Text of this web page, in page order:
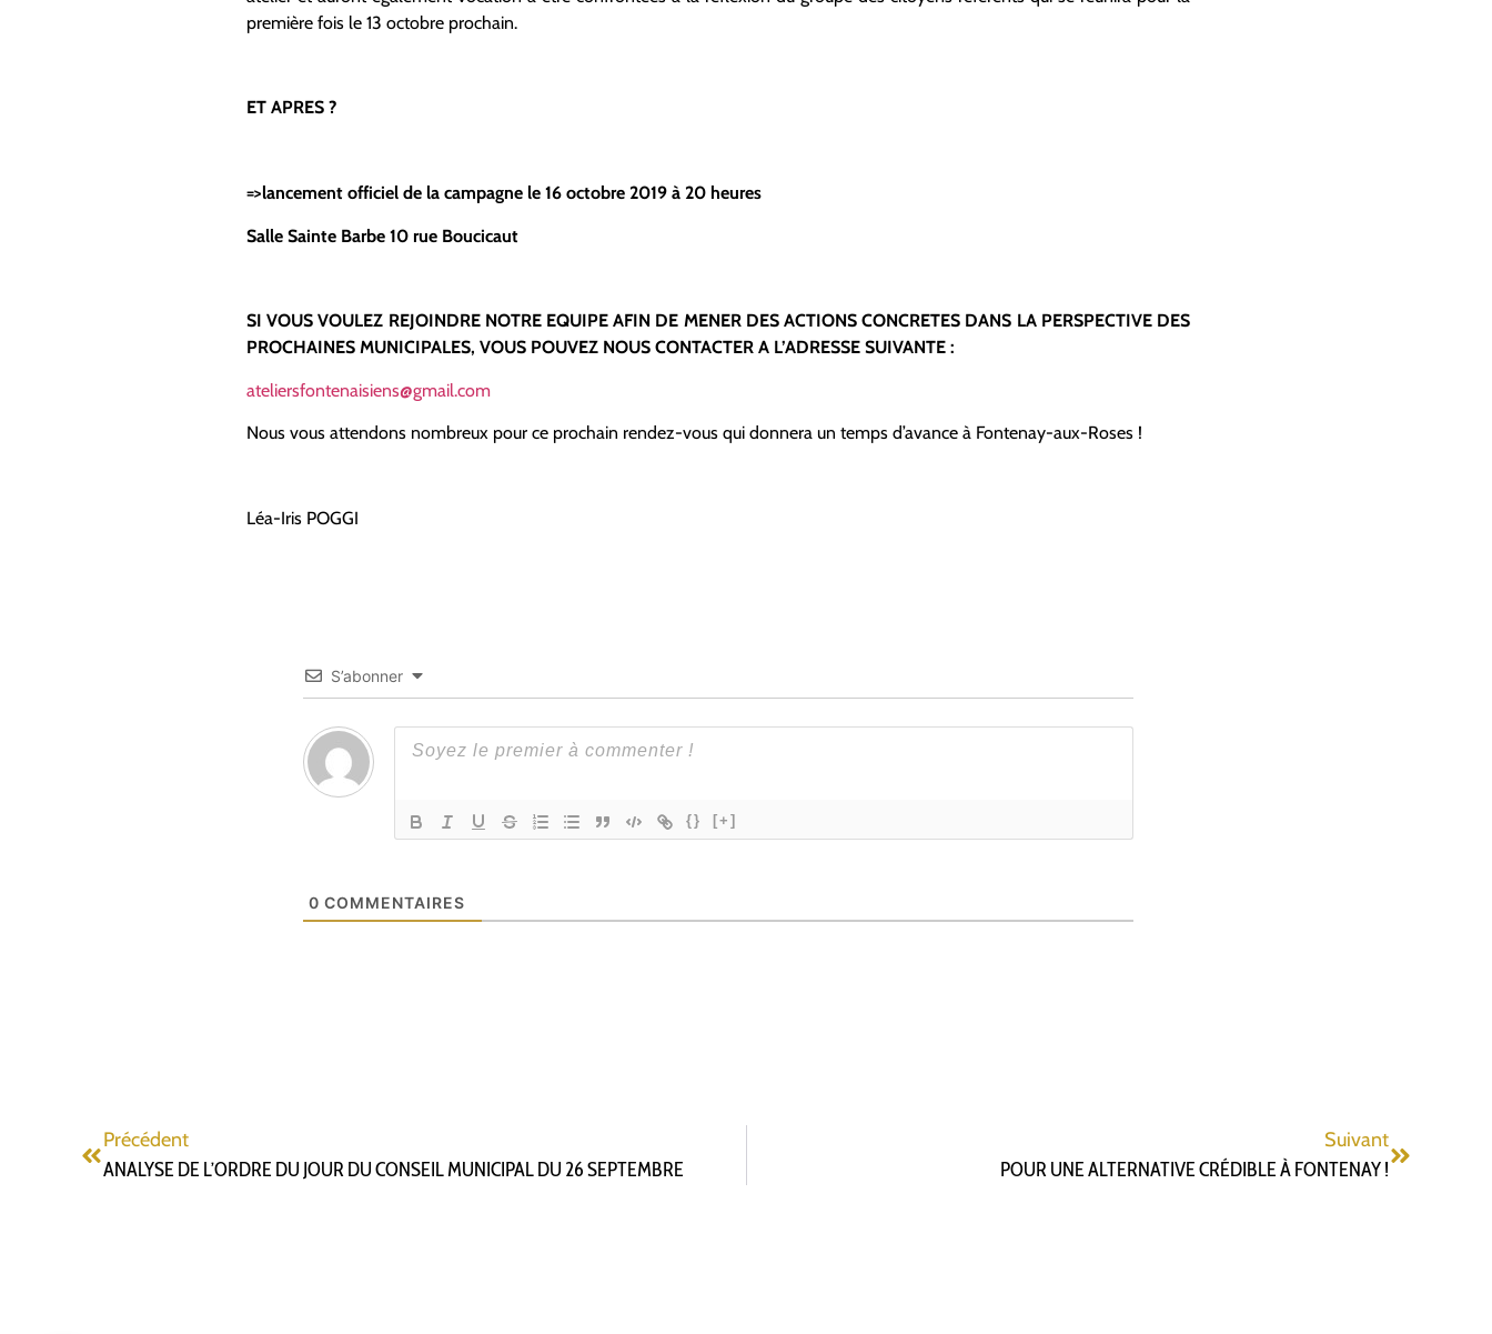
première fois le 13 octobre prochain.
ET APRES ?
=>lancement officiel de la campagne le 16 octobre 2019 à 20 heures
Salle Sainte Barbe 10 rue Boucicaut
SI VOUS VOULEZ REJOINDRE NOTRE EQUIPE AFIN DE MENER DES ACTIONS CONCRETES DANS LA PERSPECTIVE DES
PROCHAINES MUNICIPALES, VOUS POUVEZ NOUS CONTACTER A L’ADRESSE SUIVANTE :
ateliersfontenaisiens@gmail.com
Nous vous attendons nombreux pour ce prochain rendez-vous qui donnera un temps d’avance à Fontenay-aux-Roses !
Léa-Iris POGGI
S’abonner
{} [+]
0 COMMENTAIRES
Précédent
ANALYSE DE L’ORDRE DU JOUR DU CONSEIL MUNICIPAL DU 26 SEPTEMBRE
Suivant
POUR UNE ALTERNATIVE CRÉDIBLE À FONTENAY !